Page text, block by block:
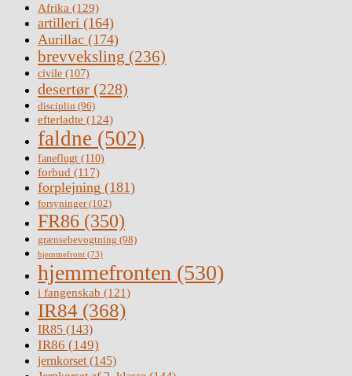
Afrika (129)
artilleri (164)
Aurillac (174)
brevveksling (236)
civile (107)
desertør (228)
disciplin (96)
efterladte (124)
faldne (502)
faneflugt (110)
forbud (117)
forplejning (181)
forsyninger(102)
FR86 (350)
grænsebevogtning (98)
hjemmefront (73)
hjemmefronten (530)
i fangenskab (121)
IR84 (368)
IR85 (143)
IR86 (149)
jernkorset(145)